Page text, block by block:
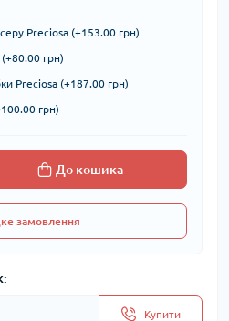
Preciosa (+153.00 грн)
грн)
Preciosa (+187.00 грн)
грн)
До кошика
замовлення
Купити